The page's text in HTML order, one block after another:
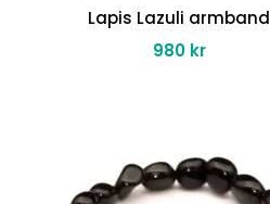
Lapis Lazuli armband
980 kr